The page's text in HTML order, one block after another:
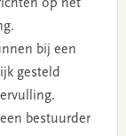
op het
bij een
gesteld
bestuurder